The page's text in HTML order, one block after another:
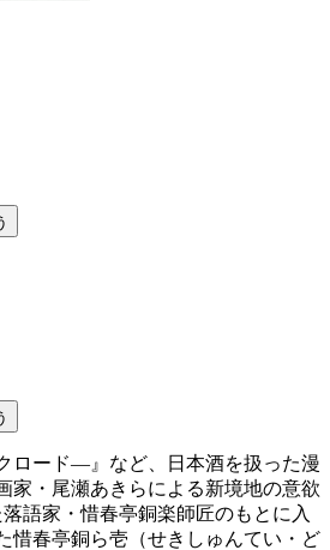
ロード―』など、日本酒を扱った漫
家・尾瀬あきらによる新境地の意欲
語家・惜春亭銅楽師匠のもとに入
惜春亭銅ら壱（せきしゅんてい・ど